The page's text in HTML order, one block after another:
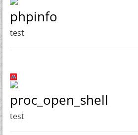
phpinfo
test
proc_open_shell
test